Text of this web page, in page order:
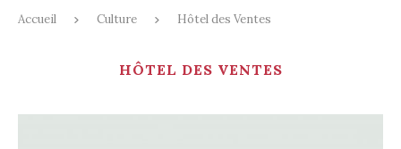
Accueil Culture Hôtel des Ventes
HÔTEL DES VENTES